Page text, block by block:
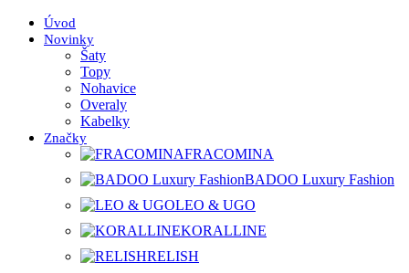
Úvod
Novinky
Šaty
Topy
Nohavice
Overaly
Kabelky
Značky
FRACOMINA
BADOO Luxury Fashion
LEO & UGO
KORALLINE
RELISH